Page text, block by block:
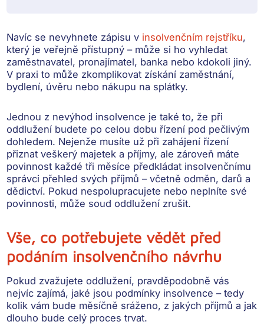
Navíc se nevyhnete zápisu v insolvenčním rejstříku,
který je veřejně přístupný – může si ho vyhledat
zaměstnavatel, pronajímatel, banka nebo kdokoli jiný.
V praxi to může zkomplikovat získání zaměstnání,
bydlení, úvěru nebo nákupu na splátky.
Jednou z nevýhod insolvence je také to, že při
oddlužení budete po celou dobu řízení pod pečlivým
dohledem. Nejenže musíte už při zahájení řízení
přiznat veškerý majetek a příjmy, ale zároveň máte
povinnost každé tři měsíce předkládat insolvenčnímu
správci přehled svých příjmů – včetně odměn, darů a
dědictví. Pokud nespolupracujete nebo neplníte své
povinnosti, může soud oddlužení zrušit.
Vše, co potřebujete vědět před
podáním insolvenčního návrhu
Pokud zvažujete oddlužení, pravděpodobně vás
nejvíc zajímá, jaké jsou podmínky insolvence – tedy
kolik vám bude měsíčně sráženo, z jakých příjmů a jak
dlouho bude celý proces trvat.